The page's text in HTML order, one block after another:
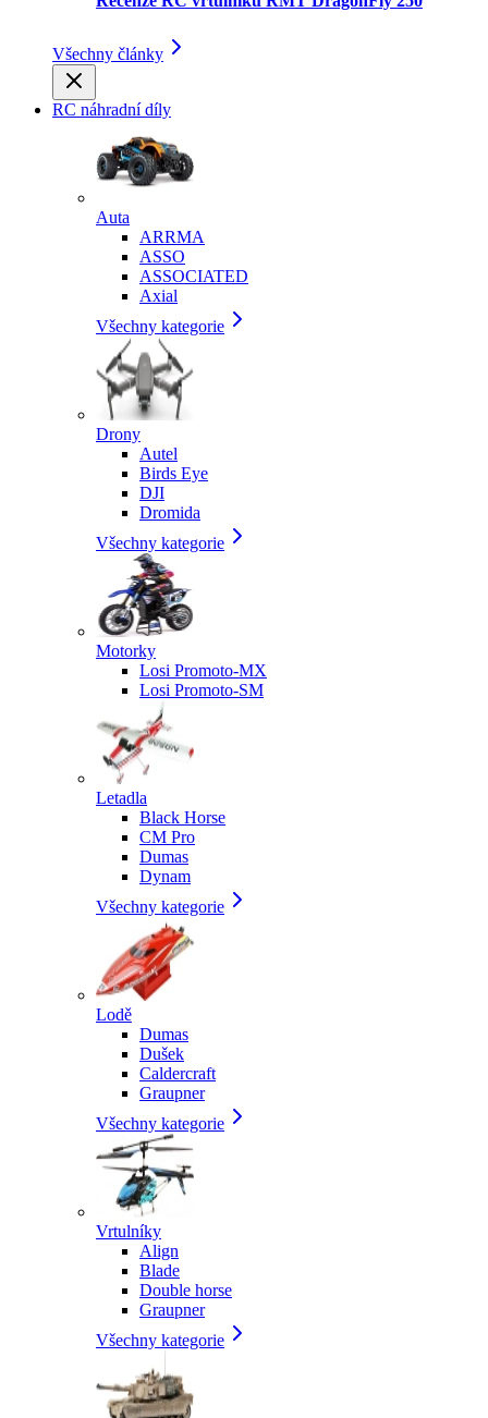
Všechny články
RC náhradní díly
Auta
ARRMA
ASSO
ASSOCIATED
Axial
Všechny kategorie
Drony
Autel
Birds Eye
DJI
Dromida
Všechny kategorie
Motorky
Losi Promoto-MX
Losi Promoto-SM
Letadla
Black Horse
CM Pro
Dumas
Dynam
Všechny kategorie
Lodě
Dumas
Dušek
Caldercraft
Graupner
Všechny kategorie
Vrtulníky
Align
Blade
Double horse
Graupner
Všechny kategorie